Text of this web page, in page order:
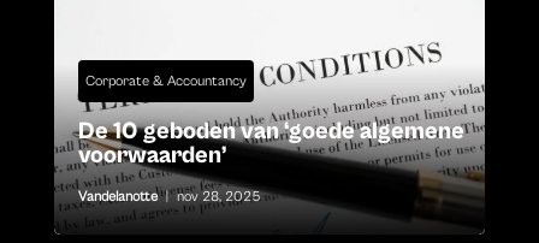
Corporate & Accountancy
De 10 geboden van ‘goede algemene
voorwaarden’
Vandelanotte | nov 28, 2025